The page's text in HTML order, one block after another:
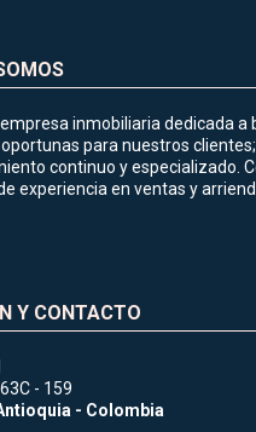
inmobiliaria dedicada a
para nuestros
continuo y especializado.
experiencia en ventas y
Y CONTACTO
- 159
- Colombia